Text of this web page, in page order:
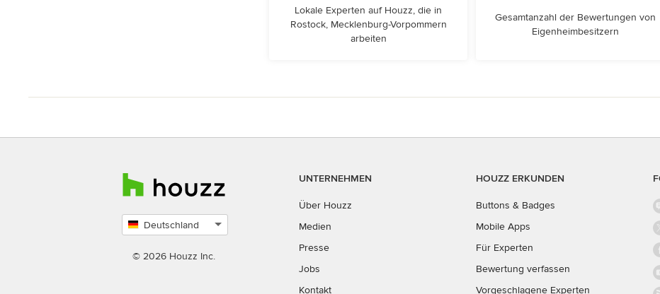
Lokale Experten auf Houzz, die in
Rostock, Mecklenburg-Vorpommern
arbeiten
Gesamtanzahl der Bewertungen von
Eigenheimbesitzern
Deutschland
auswählen
© 2026 Houzz Inc.
UNTERNEHMEN
Über Houzz
Medien
Presse
Jobs
Kontakt
HOUZZ ERKUNDEN
Buttons & Badges
Mobile Apps
Für Experten
Bewertung verfassen
Vorgeschlagene Experten